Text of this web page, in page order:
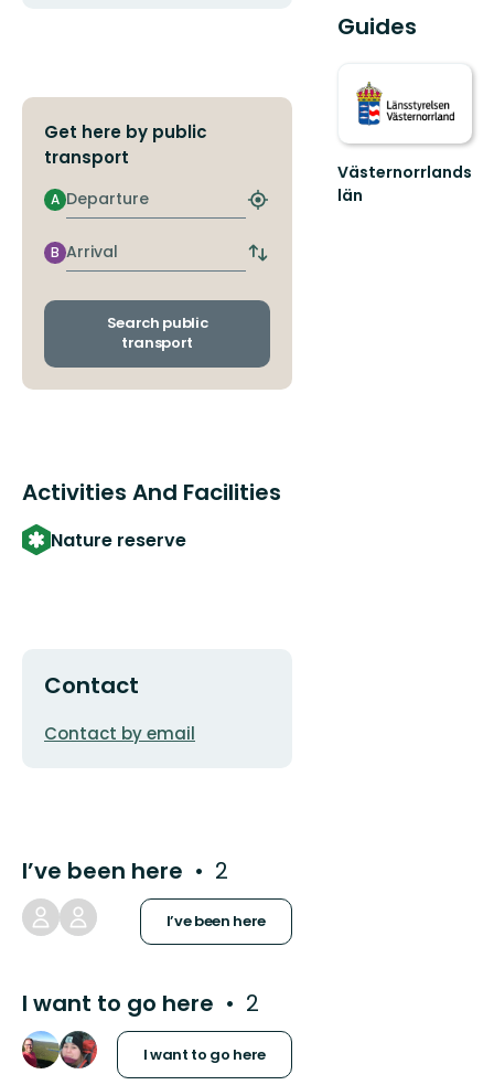
Get here by public
transport
Departure
A
Find
stop
Arrival
B
Switch
and
Search public
transport
Activities And Facilities
Nature reserve
Contact
Email
Contact by email
I’ve been here 2
I’ve been here
I want to go here 2
I want to go here
Guides
Västernorrlands
län